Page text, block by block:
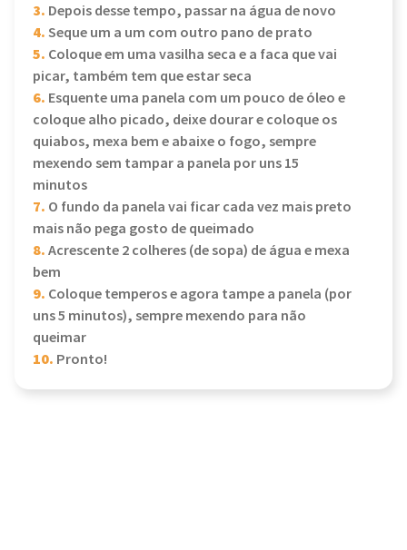
3. Depois desse tempo, passar na água de novo
4.Seque um a um com outro pano de prato
5. Coloque em uma vasilha seca e a faca que vai
picar, também tem que estar seca
6. Esquente uma panela com um pouco de óleo e
coloque alho picado, deixe dourar e coloque os
quiabos, mexa bem e abaixe o fogo, sempre
mexendo sem tampar a panela por uns 15
minutos
7. O fundo da panela vai ficar cada vez mais preto
mais não pega gosto de queimado
8.Acrescente 2 colheres (de sopa) de água e mexa
bem
9. Coloque temperos e agora tampe a panela (por
uns 5 minutos), sempre mexendo para não
queimar
10. Pronto!